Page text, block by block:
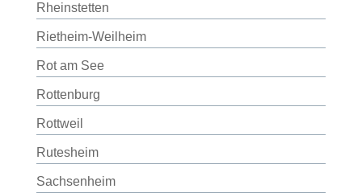
Rheinstetten
Rietheim-Weilheim
Rot am See
Rottenburg
Rottweil
Rutesheim
Sachsenheim